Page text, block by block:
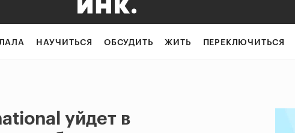
НАУЧИТЬСЯ ОБСУДИТЬ ЖИТЬ ПЕРЕКЛЮЧИТЬСЯ
уйдет в